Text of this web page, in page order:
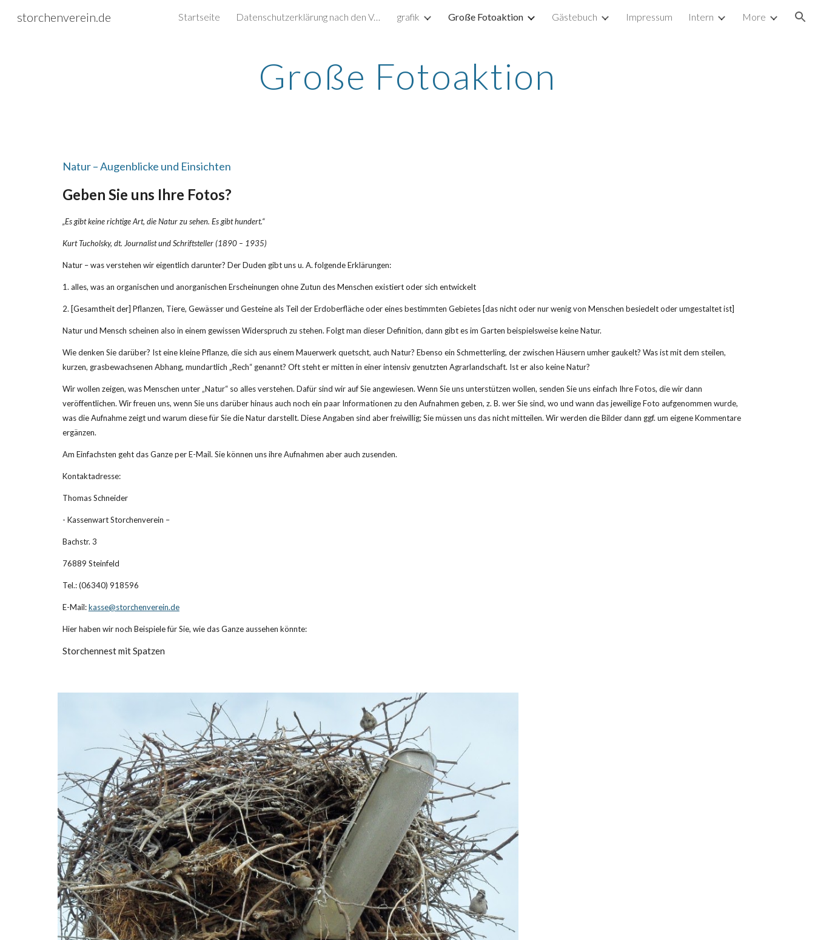
Skip to main content Skip to navigation
storchenverein.de Startseite Datenschutzerklärung nach den Vorgaben der DSGVO grafik Große Fotoaktion Gästebuch Impressum Intern More
Große Fotoaktion
Natur – Augenblicke und Einsichten
Geben Sie uns Ihre Fotos?
„Es gibt keine richtige Art, die Natur zu sehen. Es gibt hundert.“
Kurt Tucholsky, dt. Journalist und Schriftsteller (1890 – 1935)
Natur – was verstehen wir eigentlich darunter? Der Duden gibt uns u. A. folgende Erklärungen:
1. alles, was an organischen und anorganischen Erscheinungen ohne Zutun des Menschen existiert oder sich entwickelt
2. [Gesamtheit der] Pflanzen, Tiere, Gewässer und Gesteine als Teil der Erdoberfläche oder eines bestimmten Gebietes [das nicht oder nur wenig von Menschen besiedelt oder umgestaltet ist]
Natur und Mensch scheinen also in einem gewissen Widerspruch zu stehen. Folgt man dieser Definition, dann gibt es im Garten beispielsweise keine Natur.
Wie denken Sie darüber? Ist eine kleine Pflanze, die sich aus einem Mauerwerk quetscht, auch Natur? Ebenso ein Schmetterling, der zwischen Häusern umher gaukelt? Was ist mit dem steilen,
kurzen, grasbewachsenen Abhang, mundartlich „Rech“ genannt? Oft steht er mitten in einer intensiv genutzten Agrarlandschaft. Ist er also keine Natur?
Wir wollen zeigen, was Menschen unter „Natur“ so alles verstehen. Dafür sind wir auf Sie angewiesen. Wenn Sie uns unterstützen wollen, senden Sie uns einfach Ihre Fotos, die wir dann
veröffentlichen. Wir freuen uns, wenn Sie uns darüber hinaus auch noch ein paar Informationen zu den Aufnahmen geben, z. B. wer Sie sind, wo und wann das jeweilige Foto aufgenommen wurde,
was die Aufnahme zeigt und warum diese für Sie die Natur darstellt. Diese Angaben sind aber freiwillig; Sie müssen uns das nicht mitteilen. Wir werden die Bilder dann ggf. um eigene Kommentare
ergänzen.
Am Einfachsten geht das Ganze per E-Mail. Sie können uns ihre Aufnahmen aber auch zusenden.
Kontaktadresse:
Thomas Schneider
- Kassenwart Storchenverein –
Bachstr. 3
76889 Steinfeld
Tel.: (06340) 918596
E-Mail: kasse@storchenverein.de
Hier haben wir noch Beispiele für Sie, wie das Ganze aussehen könnte:
Storchennest mit Spatzen